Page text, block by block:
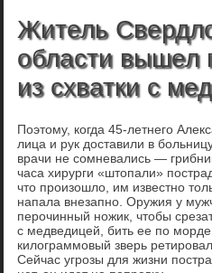
Житель
области вышел
из схватки с
Поэтому, когда 45-летнего
лица и рук доставили в
врачи не сомневались —
часа хирурги «штопали»
что произошло, им известно
напала внезапно. Оружия у
перочинный ножик, чтобы
с медведицей, бить ее по
килограммовый зверь
Сейчас угрозы для жизни